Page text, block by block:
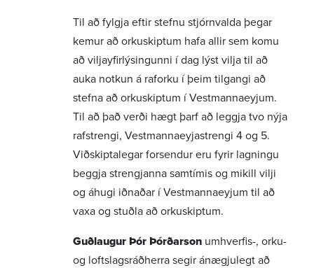
Til að fylgja eftir stefnu stjórnvalda þegar
kemur að orkuskiptum hafa allir sem komu
að viljayfirlýsingunni í dag lýst vilja til að
auka notkun á raforku í þeim tilgangi að
stefna að orkuskiptum í Vestmannaeyjum.
Til að það verði hægt þarf að leggja tvo nýja
rafstrengi, Vestmannaeyjastrengi 4 og 5.
Viðskiptalegar forsendur eru fyrir lagningu
beggja strengjanna samtímis og mikill vilji
og áhugi iðnaðar í Vestmannaeyjum til að
vaxa og stuðla að orkuskiptum.
Guðlaugur Þór Þórðarson umhverfis-, orku-
og loftslagsráðherra segir ánægjulegt að